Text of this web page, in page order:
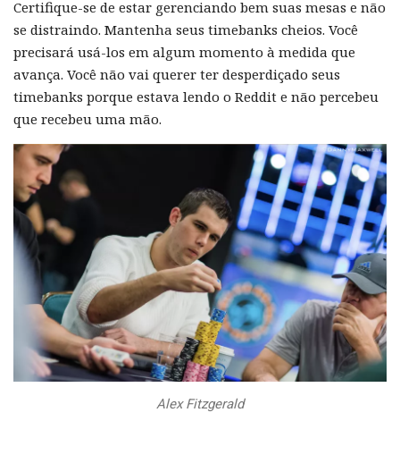
Certifique-se de estar gerenciando bem suas mesas e não
se distraindo. Mantenha seus timebanks cheios. Você
precisará usá-los em algum momento à medida que
avança. Você não vai querer ter desperdiçado seus
timebanks porque estava lendo o Reddit e não percebeu
que recebeu uma mão.
Alex Fitzgerald